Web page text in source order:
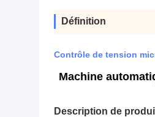
Définition
Contrôle de tension
Machine
Description de